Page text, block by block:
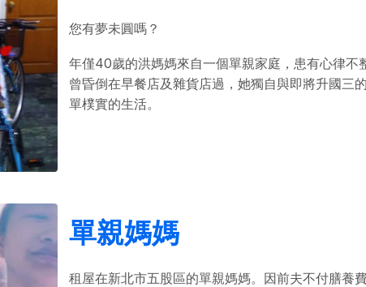
您有夢未圓嗎？
年僅40歲的洪媽媽來自一個單親家庭，患有心律不
曾昏倒在早餐店及雜貨店過，她獨自與即將升國三
單樸實的生活。
單親媽媽
租屋在新北市五股區的單親媽媽。因前夫不付膳養